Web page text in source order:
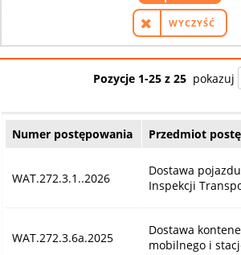
WYCZYŚĆ
Pozycje 1-25 z 25 pokazuj
Numer postępowania Przedmiot
WAT.272.3.1..2026
Dostawa
Inspekcji
WAT.272.3.6a.2025
Dostawa
mobilnego i